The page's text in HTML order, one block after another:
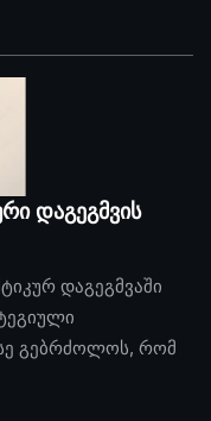
დაგეგმვის
დაგეგმვაში
გებრძოლოს, რომ